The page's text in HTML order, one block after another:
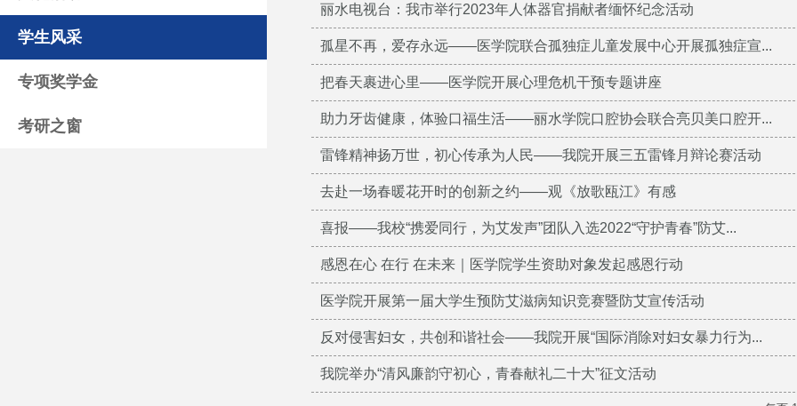
学生风采
专项奖学金
考研之窗
丽水电视台：我市举行2023年人体器官捐献者缅怀纪念活动
孤星不再，爱存永远——医学院联合孤独症儿童发展中心开展孤独症宣...
把春天裹进心里——医学院开展心理危机干预专题讲座
助力牙齿健康，体验口福生活——丽水学院口腔协会联合亮贝美口腔开...
雷锋精神扬万世，初心传承为人民——我院开展三五雷锋月辩论赛活动
去赴一场春暖花开时的创新之约——观《放歌瓯江》有感
喜报——我校“携爱同行，为艾发声”团队入选2022“守护青春”防艾...
感恩在心 在行 在未来｜医学院学生资助对象发起感恩行动
医学院开展第一届大学生预防艾滋病知识竞赛暨防艾宣传活动
反对侵害妇女，共创和谐社会——我院开展“国际消除对妇女暴力行为...
我院举办“清风廉韵守初心，青春献礼二十大”征文活动